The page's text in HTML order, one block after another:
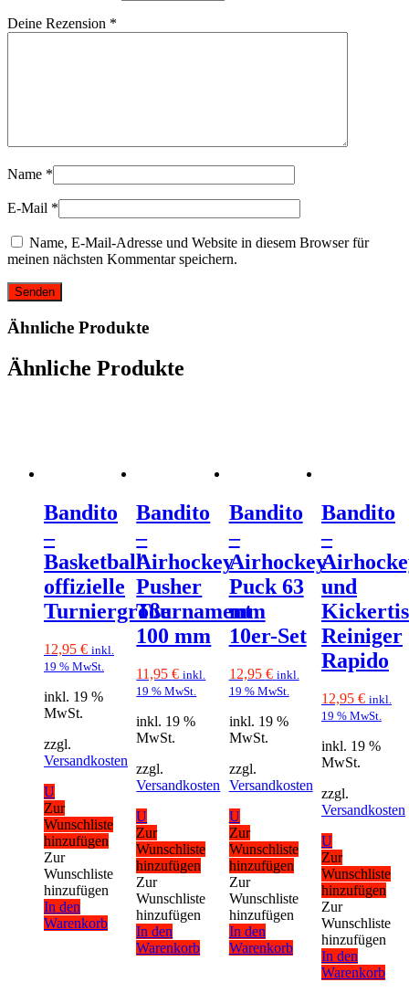
Deine Rezension *
Name *
E-Mail *
Name, E-Mail-Adresse und Website in diesem Browser für
meinen nächsten Kommentar speichern.
Ähnliche Produkte
Ähnliche Produkte
Bandito
–
Basketball
offizielle
Turniergröße
12,95 € inkl.
19 % MwSt.
inkl. 19 %
MwSt.
zzgl.
Versandkosten
U
Zur
Wunschliste
hinzufügen
Zur
Wunschliste
hinzufügen
In den
Warenkorb
Bandito
–
Airhockey
Pusher
Tournament
100 mm
11,95€ inkl.
19 % MwSt.
inkl. 19 %
MwSt.
zzgl.
Versandkosten
U
Zur
Wunschliste
hinzufügen
Zur
Wunschliste
hinzufügen
In den
Warenkorb
Bandito
–
Airhockey
Puck 63
mm
10er-Set
12,95 € inkl.
19 % MwSt.
inkl. 19 %
MwSt.
zzgl.
Versandkosten
U
Zur
Wunschliste
hinzufügen
Zur
Wunschliste
hinzufügen
In den
Warenkorb
Bandito
–
und
Reiniger
Rapido
12,95 € inkl.
19 % MwSt.
inkl. 19 %
MwSt.
zzgl.
Versandkosten
U
Zur
Wunschliste
hinzufügen
Zur
Wunschliste
hinzufügen
In den
Warenkorb